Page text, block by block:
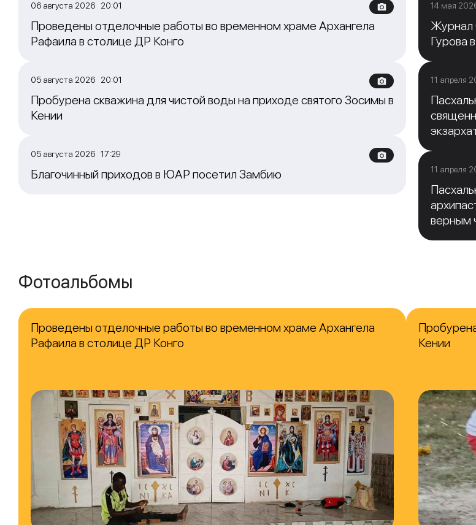
06 августа 2026 20:01
Проведены отделочные работы во временном храме Архангела
Рафаила в столице ДР Конго
05 августа 2026 20:01
Пробурена скважина для чистой воды на приходе святого Зосимы в
Кении
05 августа 2026 17:29
Благочинный приходов в ЮАР посетил Замбию
14 мая
Журнал
Гурова
11 апреля
11 апреля
верным
Фотоальбомы
Проведены отделочные работы во временном храме Архангела
Рафаила в столице ДР Конго
Кении